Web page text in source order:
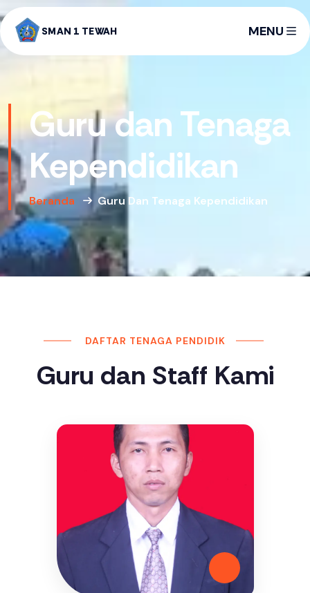
SMAN 1 TEWAH MENU
Guru dan Tenaga
Kependidikan
Beranda Guru Dan Tenaga Kependidikan
DAFTAR TENAGA PENDIDIK
Guru dan Staff Kami